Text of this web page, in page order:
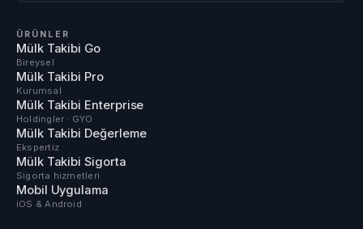
ÜRÜNLER
Mülk Takibi Go
Bireysel
Mülk Takibi Pro
Kurumsal
Mülk Takibi Enterprise
Holdingler · GYO
Mülk Takibi Değerleme
Ekspertiz
Mülk Takibi Sigorta
Sigorta hizmetleri
Mobil Uygulama
iOS & Android